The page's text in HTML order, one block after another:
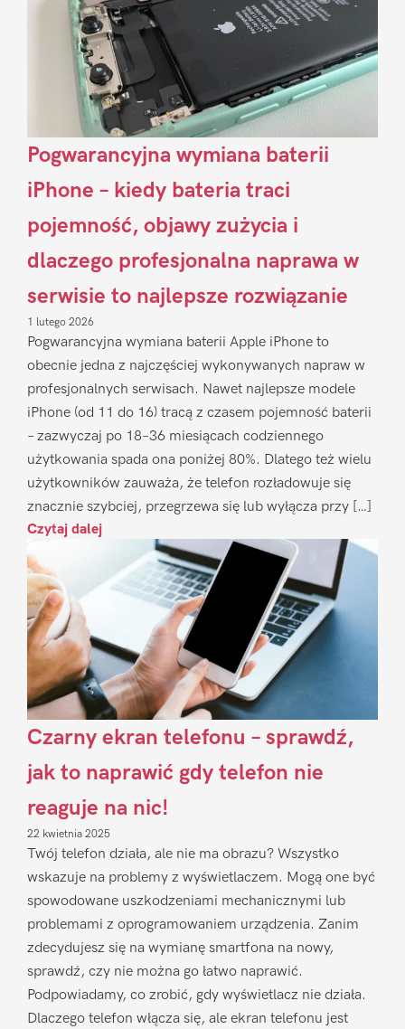
Pogwarancyjna wymiana baterii
iPhone – kiedy bateria traci
pojemność, objawy zużycia i
dlaczego profesjonalna naprawa w
serwisie to najlepsze rozwiązanie
1 lutego 2026
Pogwarancyjna wymiana baterii Apple iPhone to
obecnie jedna z najczęściej wykonywanych napraw w
profesjonalnych serwisach. Nawet najlepsze modele
iPhone (od 11 do 16) tracą z czasem pojemność baterii
– zazwyczaj po 18–36 miesiącach codziennego
użytkowania spada ona poniżej 80%. Dlatego też wielu
użytkowników zauważa, że telefon rozładowuje się
znacznie szybciej, przegrzewa się lub wyłącza przy […]
Czytaj dalej
Czarny ekran telefonu – sprawdź,
jak to naprawić gdy telefon nie
reaguje na nic!
22 kwietnia 2025
Twój telefon działa, ale nie ma obrazu? Wszystko
wskazuje na problemy z wyświetlaczem. Mogą one być
spowodowane uszkodzeniami mechanicznymi lub
problemami z oprogramowaniem urządzenia. Zanim
zdecydujesz się na wymianę smartfona na nowy,
sprawdź, czy nie można go łatwo naprawić.
Podpowiadamy, co zrobić, gdy wyświetlacz nie działa.
Dlaczego telefon włącza się, ale ekran telefonu jest